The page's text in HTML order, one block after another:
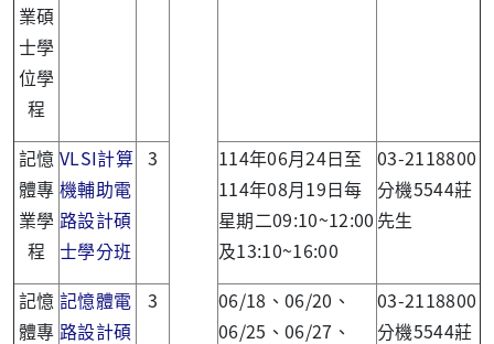
業碩
士學
位學
程
記憶
體專
業學
程
VLSI計算
機輔助電
路設計碩
士學分班
3
114年06月24日至
114年08月19日每
星期二09:10~12:00
及13:10~16:00
03-2118800
分機5544莊
先生
記憶
體專
記憶體電
路設計碩
3
06/18、06/20、
06/25、06/27、
03-2118800
分機5544莊